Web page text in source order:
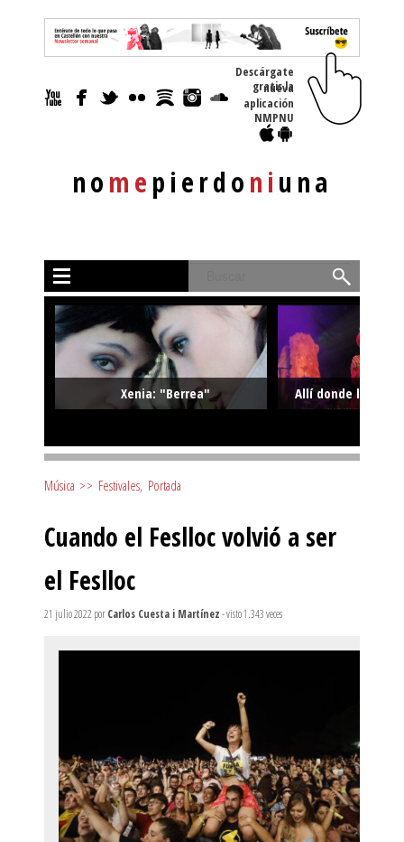
nomepierdoniuna
Descárgate
gratis la nueva
aplicación
NMPNU
Xenia: "Berrea" Allí donde la
Música >> Festivales, Portada
Cuando el Feslloc volvió a ser
el Feslloc
21 julio 2022 porCarlos Cuesta i Martínez- visto 1.343 veces